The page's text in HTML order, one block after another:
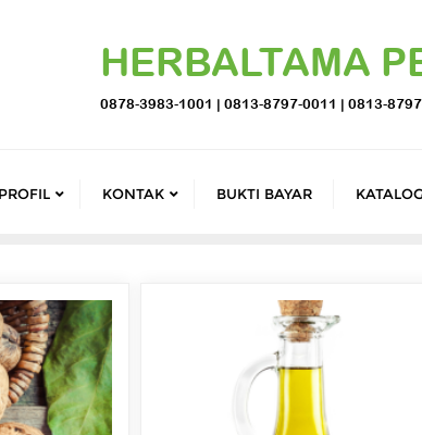
HERBALTAMA
0878-3983-1001 | 0813-8797-0011 | 0813-
PROFIL KONTAK BUKTI BAYAR